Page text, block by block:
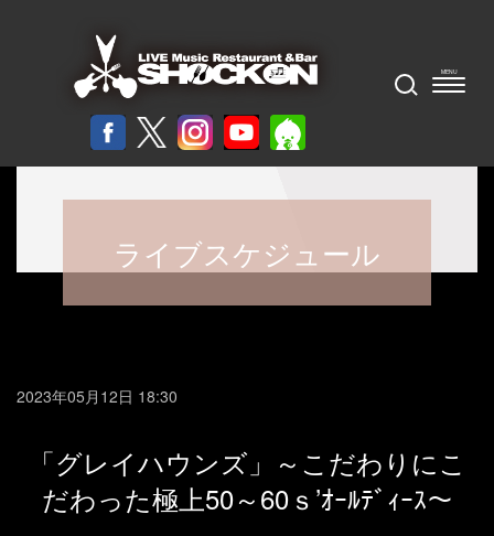
ライブスケジュール
2023年05月12日 18:30
「グレイハウンズ」～こだわりにこ
だわった極上50～60ｓ’ｵｰﾙﾃﾞｨｰｽ～